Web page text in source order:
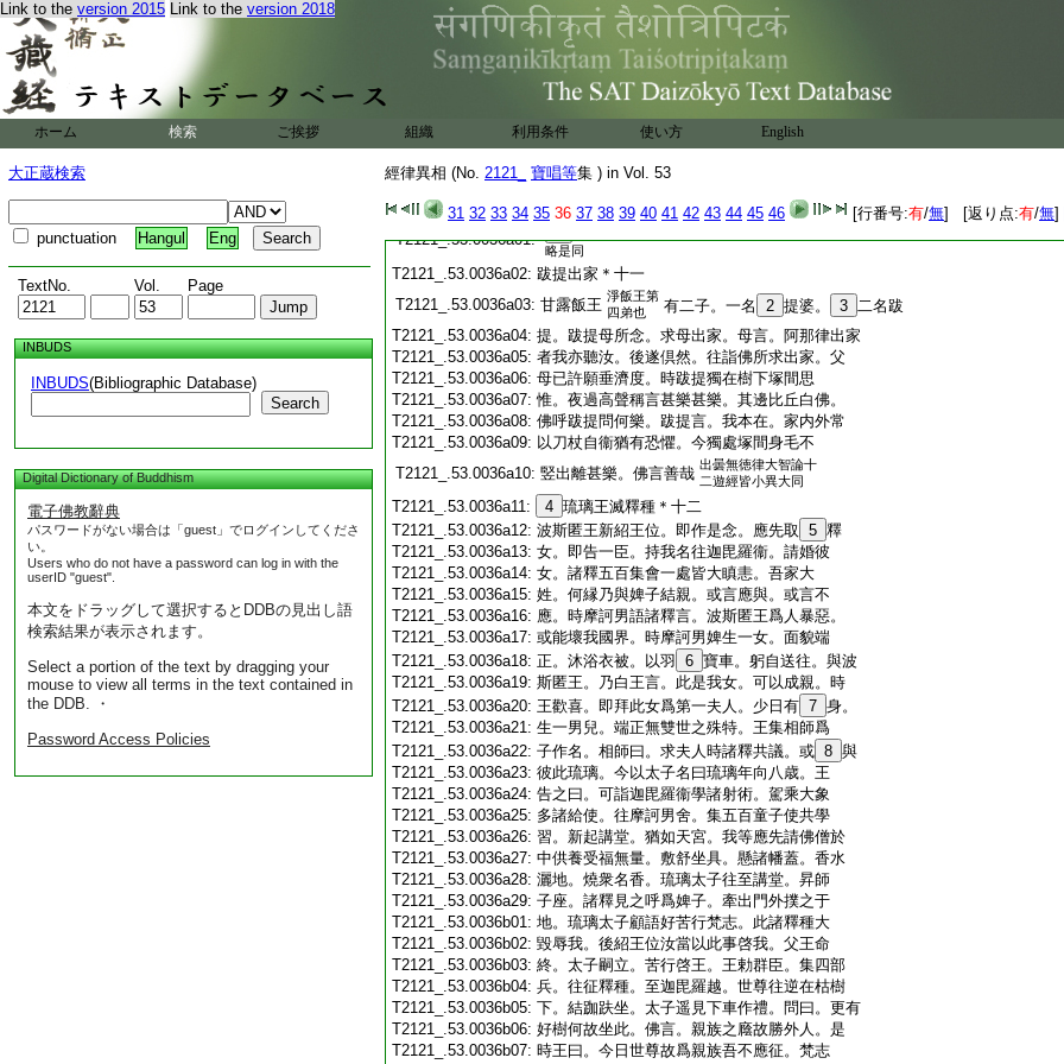
Link to the version 2015 Link to the version 2018
ホーム 検索 ご挨拶 組織 利用条件 使い方 English
大正蔵検索
punctuation Hangul Eng
TextNo. Vol. Page
INBUDS
INBUDS(Bibliographic Database)
Search
Digital Dictionary of Buddhism
電子佛教辭典
パスワードがない場合は「guest」でログインしてくださ
い。
Users who do not have a password can log in with the
userID "guest".
本文をドラッグして選択するとDDBの見出し語
検索結果が表示されます。
Select a portion of the text by dragging your
mouse to view all terms in the text contained in
the DDB. ・
Password Access Policies
經律異相 (No. 2121_ 寶唱等集 ) in Vol. 53
31 32 33 34 35 36 37 38 39 40 41 42 43 44 45 46 [行番号:有/無] [返り点:有/無]
T2121_.53.0035c21:家事煩碎。啓母出家。母言。跋提去者當聽
T2121_.53.0035c22:汝耳。求請不已兩倶許可。跋提求停七年受
T2121_.53.0035c23: 五欲樂。阿那律言。人命無常難可得保。又求
T2121_.53.0035c24:一年乃至七日。過七日釋子八人。優波離第
九。各莊嚴寶象。乘以出 24 城。脱衣 25 及象馬。付
優波離曰。汝依我等自活。我今出家以此衣
T2121_.53.0035c27:象與汝爲資生。優波離乃懸衣樹上。念言。
＊分大智論十二遊經
T2121_.53.0036a01:
略是同
T2121_.53.0036a02: 跋提出家＊十一
T2121_.53.0036a03: 甘露飯王 淨飯王第
四弟也
有二子。一名 2 提婆。 3 二名跋
T2121_.53.0036a04: 提。跋提母所念。求母出家。母言。阿那律出家
T2121_.53.0036a05: 者我亦聽汝。後遂倶然。往詣佛所求出家。父
T2121_.53.0036a06: 母已許願垂濟度。時跋提獨在樹下塚間思
T2121_.53.0036a07:惟。夜過高聲稱言甚樂甚樂。其邊比丘白佛。
T2121_.53.0036a08: 佛呼跋提問何樂。跋提言。我本在。家内外常
T2121_.53.0036a09: 以刀杖自衞猶有恐懼。今獨處塚間身毛不
T2121_.53.0036a10: 竪出離甚樂。佛言善哉 出曇無徳律大智論十
二遊經皆小異大同
T2121_.53.0036a11: 4 琉璃王滅釋種＊十二
T2121_.53.0036a12: 波斯匿王新紹王位。即作是念。應先取 5 釋
T2121_.53.0036a13: 女。即告一臣。持我名往迦毘羅衞。請婚彼
T2121_.53.0036a14: 女。諸釋五百集會一處皆大瞋恚。吾家大
T2121_.53.0036a15: 姓。何縁乃與婢子結親。或言應與。或言不
T2121_.53.0036a16: 應。時摩訶男語諸釋言。波斯匿王爲人暴惡。
T2121_.53.0036a17: 或能壞我國界。時摩訶男婢生一女。面貌端
T2121_.53.0036a18: 正。沐浴衣被。以羽 6 寶車。躬自送往。與波
T2121_.53.0036a19: 斯匿王。乃白王言。此是我女。可以成親。時
T2121_.53.0036a20: 王歡喜。即拜此女爲第一夫人。少日有 7 身。
T2121_.53.0036a21: 生一男兒。端正無雙世之殊特。王集相師爲
T2121_.53.0036a22: 子作名。相師曰。求夫人時諸釋共議。或 8 與
T2121_.53.0036a23: 彼此琉璃。今以太子名曰琉璃年向八歳。王
T2121_.53.0036a24: 告之曰。可詣迦毘羅衞學諸射術。駕乘大象
T2121_.53.0036a25: 多諸給使。往摩訶男舍。集五百童子使共學
T2121_.53.0036a26: 習。新起講堂。猶如天宮。我等應先請佛僧於
T2121_.53.0036a27: 中供養受福無量。敷舒坐具。懸諸幡蓋。香水
T2121_.53.0036a28: 灑地。燒衆名香。琉璃太子往至講堂。昇師
T2121_.53.0036a29: 子座。諸釋見之呼爲婢子。牽出門外撲之于
T2121_.53.0036b01: 地。琉璃太子顧語好苦行梵志。此諸釋種大
T2121_.53.0036b02: 毀辱我。後紹王位汝當以此事啓我。父王命
T2121_.53.0036b03: 終。太子嗣立。苦行啓王。王勅群臣。集四部
T2121_.53.0036b04: 兵。往征釋種。至迦毘羅越。世尊往逆在枯樹
T2121_.53.0036b05: 下。結跏趺坐。太子遥見下車作禮。問曰。更有
T2121_.53.0036b06: 好樹何故坐此。佛言。親族之廕故勝外人。是
T2121_.53.0036b07: 時王曰。今日世尊故爲親族吾不應征。梵志